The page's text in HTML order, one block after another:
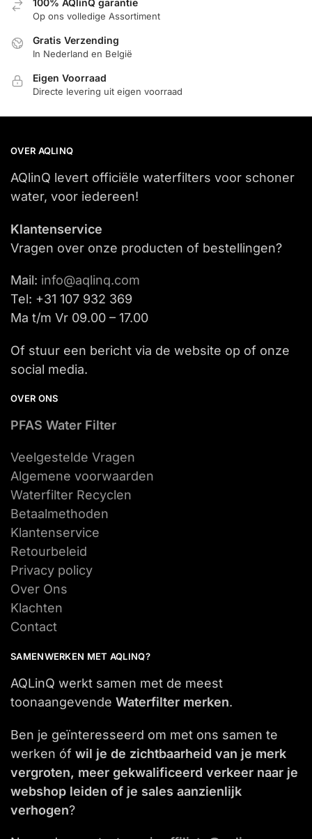
Op ons volledige Assortiment
Gratis Verzending
In Nederland en België
Eigen Voorraad
Directe levering uit eigen voorraad
OVER AQLINQ
AQlinQ levert officiële waterfilters voor schoner
water, voor iedereen!
Klantenservice
Vragen over onze producten of bestellingen?
Mail: info@aqlinq.com
Tel: +31 107 932 369
Ma t/m Vr 09.00 – 17.00
Of stuur een bericht via de website op of onze
social media.
OVER ONS
PFAS Water Filter
Veelgestelde Vragen
Algemene voorwaarden
Waterfilter Recyclen
Betaalmethoden
Klantenservice
Retourbeleid
Privacy policy
Over Ons
Klachten
Contact
SAMENWERKEN MET AQLINQ?
AQLinQ werkt samen met de meest
toonaangevende Waterfilter merken.
Ben je geïnteresseerd om met ons samen te
werken óf wil je de zichtbaarheid van je merk
vergroten, meer gekwalificeerd verkeer naar je
webshop leiden of je sales aanzienlijk
verhogen?